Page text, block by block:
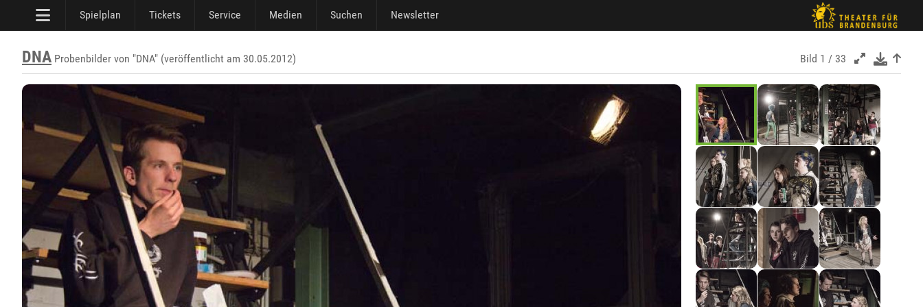
Spielplan Tickets Service Medien Suchen Newsletter
DNA Probenbilder von "DNA" (veröffentlicht am 30.05.2012) Bild 1 / 33